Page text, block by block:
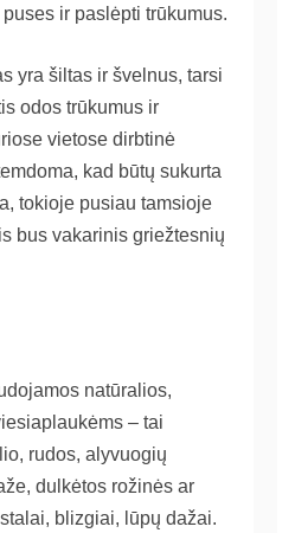
ir paslėpti trūkumus.
yra šiltas ir švelnus, tarsi
odos trūkumus ir
vietose dirbtinė
kad būtų sukurta
tokioje pusiau tamsioje
bus vakarinis griežtesnių
natūralios,
– tai
rudos, alyvuogių
dulkėtos rožinės ar
blizgiai, lūpų dažai.